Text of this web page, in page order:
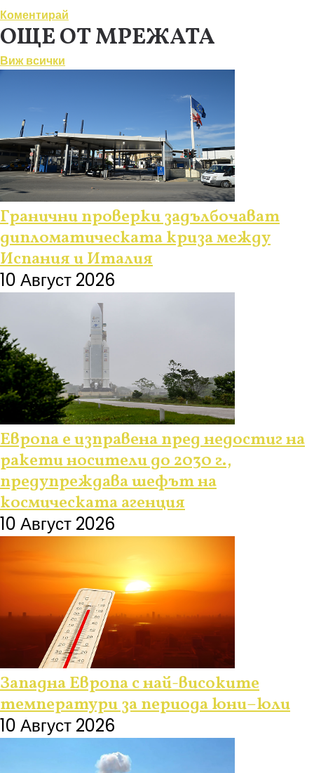
Коментирай
ОЩЕ ОТ МРЕЖАТА
Виж всички
Гранични проверки задълбочават
дипломатическата криза между
Испания и Италия
10 Август 2026
Европа е изправена пред недостиг на
ракети носители до 2030 г.,
предупреждава шефът на
космическата агенция
10 Август 2026
Западна Европа с най-високите
температури за периода юни–юли
10 Август 2026